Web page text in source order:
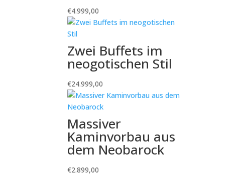
€4.999,00
Zwei Buffets im
neogotischen Stil
€24.999,00
Massiver
Kaminvorbau aus
dem Neobarock
€2.899,00